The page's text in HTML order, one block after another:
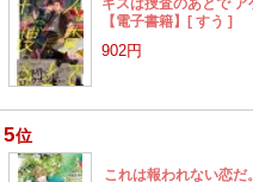
キスは捜査のあとで
【電子書籍】[ すう ]
902円
5位
これは報われない恋